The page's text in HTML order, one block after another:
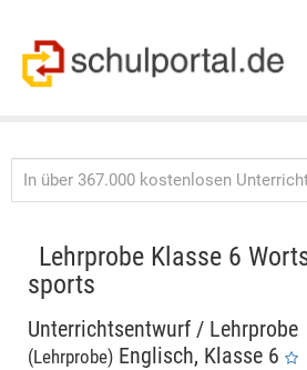
Lehrprobe Klasse 6
sports
Unterrichtsentwurf / Lehrprobe
(Lehrprobe) Englisch, Klasse 6